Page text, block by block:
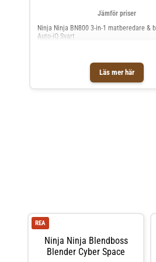
Läs mer här
Jämför priser
Ninja Ninja BN800 3-in-1 matberedare &
Auto-iQ Svart
Ninja Ninja Blendboss
Blender Cyber Space
REA